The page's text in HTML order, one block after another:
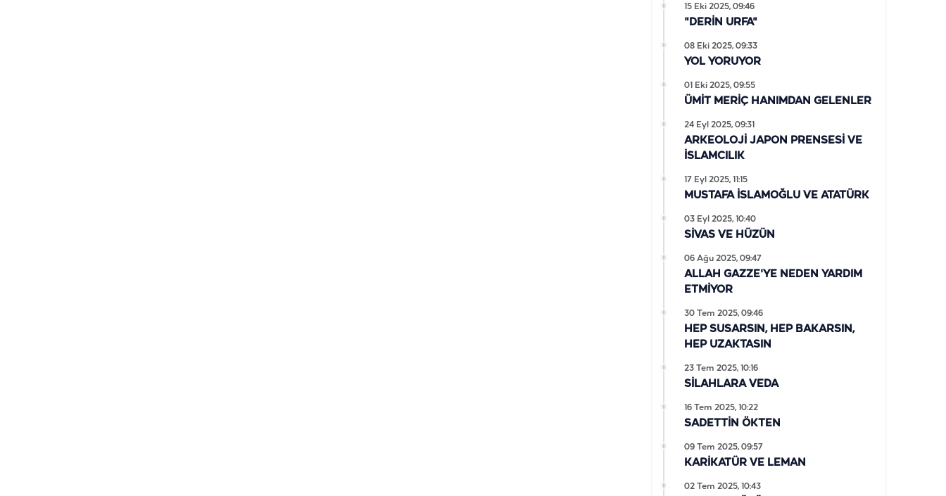
"DERİN URFA"
15 Eki 2025, 09:46
YOL YORUYOR
08 Eki 2025, 09:33
ÜMİT MERİÇ HANIMDAN GELENLER
01 Eki 2025, 09:55
ARKEOLOJİ JAPON PRENSESİ VE
İSLAMCILIK
24 Eyl 2025, 09:31
MUSTAFA İSLAMOĞLU VE ATATÜRK
17 Eyl 2025, 11:15
SİVAS VE HÜZÜN
03 Eyl 2025, 10:40
ALLAH GAZZE'YE NEDEN YARDIM
ETMİYOR
06 Ağu 2025, 09:47
HEP SUSARSIN, HEP BAKARSIN,
HEP UZAKTASIN
30 Tem 2025, 09:46
SİLAHLARA VEDA
23 Tem 2025, 10:16
SADETTİN ÖKTEN
16 Tem 2025, 10:22
KARİKATÜR VE LEMAN
09 Tem 2025, 09:57
02 Tem 2025, 10:43